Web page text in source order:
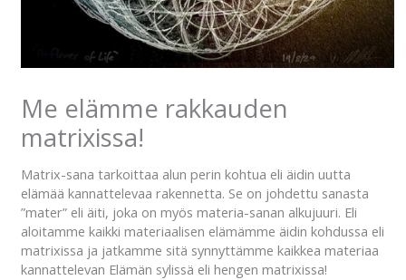
Me elämme rakkauden
matrixissa!
Matrix-sana tarkoittaa alun perin kohtua eli äidin uutta
elämää kannattelevaa rakennetta. Se on johdettu sanasta
”mater” eli äiti, joka on myös materia-sanan alkujuuri. Eli
aloitamme kaikki materiaalisen elämämme äidin kohdussa eli
matrixissa ja jatkamme sitä synnyttämme kaikkea materiaa
kannattelevan Elämän sylissä eli hengen matrixissa!